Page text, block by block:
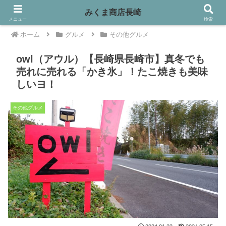
ホーム グルメ その他グルメ
owl（アウル）【長崎県長崎市】真冬でも
売れに売れる「かき氷」！たこ焼きも美味
しいヨ！
その他グルメ
メニュー
みくま商店長崎
検索